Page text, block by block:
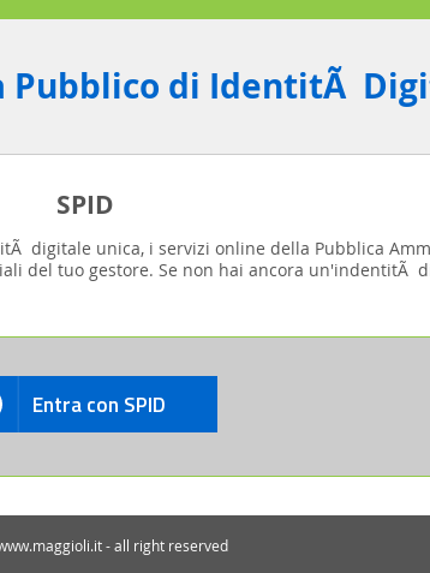
Pubblico di IdentitÃ
SPID
digitale unica, i servizi online della Pubblica
del tuo gestore. Se non hai ancora un'indentitÃ
Entra con SPID
- all right reserved